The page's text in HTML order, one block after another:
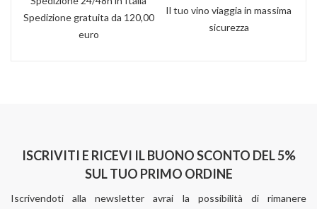
Spedizione gratuita da 120,00
euro
Il tuo vino viaggia in massima
sicurezza
ISCRIVITI E RICEVI IL BUONO SCONTO DEL 5%
SUL TUO PRIMO ORDINE
Iscrivendoti alla newsletter avrai la possibilità di rimanere